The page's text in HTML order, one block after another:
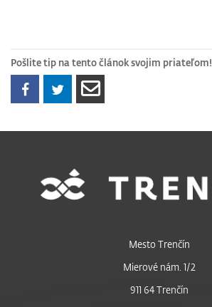
Pošlite tip na tento článok svojim priateľom!
Mesto Trenčín
Mierové nám. 1/2
911 64 Trenčín